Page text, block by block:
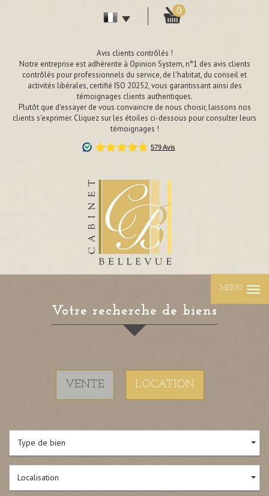
0
Avis clients contrôlés !
Notre entreprise est adhérente à Opinion System, n°1 des avis clients
contrôlés pour professionnels du service, de l'habitat, du conseil et
activités libérales, certifié ISO 20252, vous garantissant ainsi des
témoignages clients authentiques.
Plutôt que d'essayer de vous convaincre de nous choisir, laissons nos
clients s'exprimer. Cliquez sur les étoiles ci-dessous pour consulter leurs
témoignages !
MENU
Votre recherche de biens
VENTE LOCATION
Type de bien
Localisation